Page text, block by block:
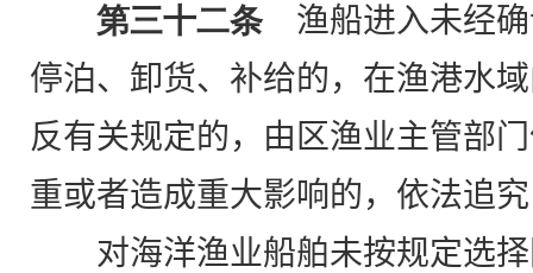
第三十二条渔船进入未经确
停泊、卸货、补给的，在渔港水
反有关规定的，由区渔业主管部
重或者造成重大影响的，依法追
对海洋渔业船舶未按规定选